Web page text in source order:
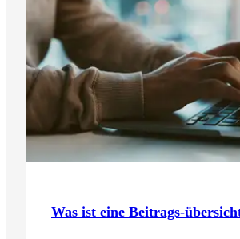
Was ist eine Beitrags-